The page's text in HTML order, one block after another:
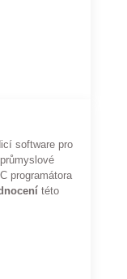
software pro
programátora
této